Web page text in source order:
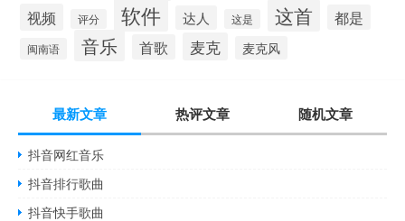
视频 评分 软件 达人 这是 这首 都是
闽南语 音乐 首歌 麦克 麦克风
最新文章 热评文章 随机文章
抖音网红音乐
抖音排行歌曲
抖音快手歌曲